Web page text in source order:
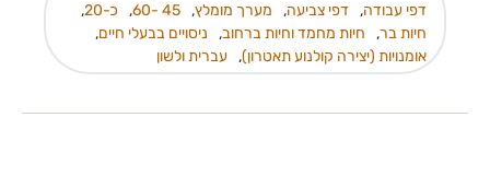
דפי עבודה, דפי צביעה, מערך מומלץ,
45 -60
, כ-20
,
חיות בר, חיות מחמד וחיות ברחוב, ניסויים בבעלי חיים,
אומנויות (יצירה קולנוע תאטרון), עברית ולשון